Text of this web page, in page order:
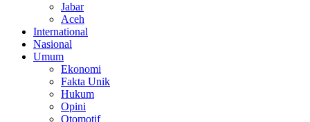
Jabar
Aceh
International
Nasional
Umum
Ekonomi
Fakta Unik
Hukum
Opini
Otomotif